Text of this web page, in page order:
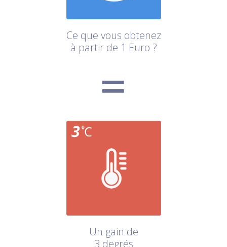
Ce que vous obtenez
à partir de 1 Euro ?
Un gain de
3 degrés